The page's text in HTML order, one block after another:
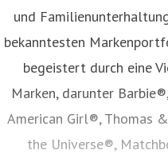
und
bekanntesten
begeistert durch eine
Marken, darunter
American Girl®, Thomas
the Universe®,